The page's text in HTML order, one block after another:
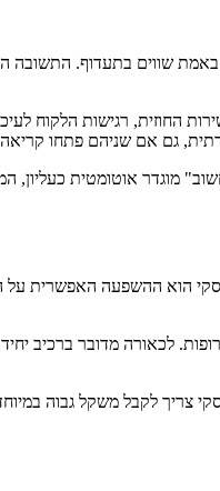
שווים בתעדוף. התשובה
החוזית, רגישות הלקוח
גם אם שניהם פתחו
הוא ההשפעה האפשרית על
לכאורה מדובר ברכיב
צריך לקבל משקל גבוה